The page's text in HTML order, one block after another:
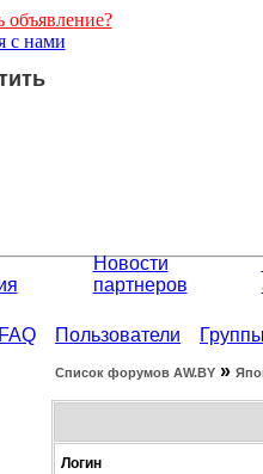
объявление?
с нами
Новости
партнеров
FAQ Пользователи
Список форумов АW.BY »
Логин